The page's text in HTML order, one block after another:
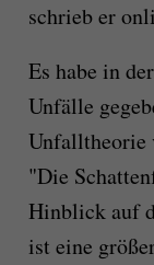
schrieb er
Es habe in
Unfälle
Unfalltheorie
"Die
Hinblick auf
ist eine